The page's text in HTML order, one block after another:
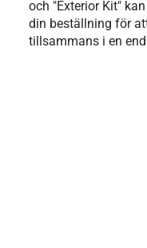
och "Exterior Kit"
din beställning för
tillsammans i en